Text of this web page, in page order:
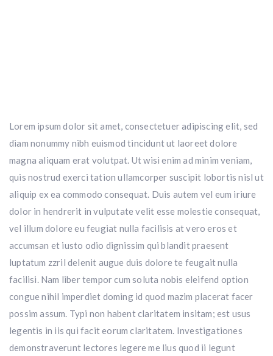
Lorem ipsum dolor sit amet, consectetuer adipiscing elit, sed
diam nonummy nibh euismod tincidunt ut laoreet dolore
magna aliquam erat volutpat. Ut wisi enim ad minim veniam,
quis nostrud exerci tation ullamcorper suscipit lobortis nisl ut
aliquip ex ea commodo consequat. Duis autem vel eum iriure
dolor in hendrerit in vulputate velit esse molestie consequat,
vel illum dolore eu feugiat nulla facilisis at vero eros et
accumsan et iusto odio dignissim qui blandit praesent
luptatum zzril delenit augue duis dolore te feugait nulla
facilisi. Nam liber tempor cum soluta nobis eleifend option
congue nihil imperdiet doming id quod mazim placerat facer
possim assum. Typi non habent claritatem insitam; est usus
legentis in iis qui facit eorum claritatem. Investigationes
demonstraverunt lectores legere me lius quod ii legunt